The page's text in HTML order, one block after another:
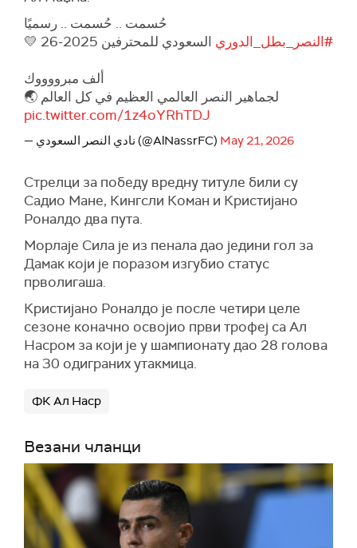
حُسمت .. حُسمت .. رسميًا
#النصر_بطل_الدوري السعودي للمحترفين 2025-26 💛
ألف مبرووووك
لجماهير النصر العالمي العظيم في كل العالم 🌏
pic.twitter.com/1z4oYRhTDJ
— نادي النصر السعودي (@AlNassrFC) May 21, 2026
Стрелци за победу вредну титуле били су
Садио Мане, Кингсли Коман и Кристијано
Роналдо два пута.
Морлаје Сила је из пенала дао једини гол за
Дамак који је поразом изгубио статус
прволигаша.
Кристијано Роналдо је после четири целе
сезоне коначно освојио први трофеј са Ал
Насром за који је у шампионату дао 28 голова
на 30 одиграних утакмица.
ФК Ал Наср
Везани чланци